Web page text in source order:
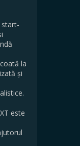
start-
la
și
este